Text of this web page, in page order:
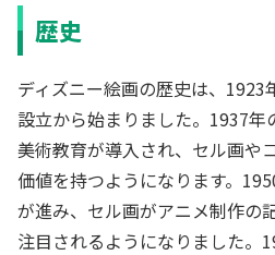
歴史
ディズニー絵画の歴史は、1923
設立から始まりました。1937年
美術教育が導入され、セル画や
価値を持つようになります。
が進み、セル画がアニメ制作の
注目されるようになりました。